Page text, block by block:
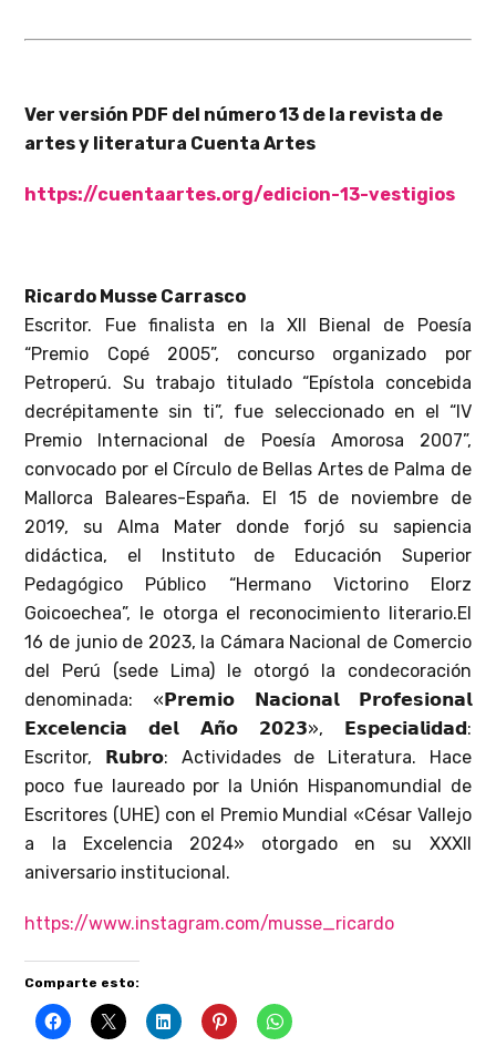
Ver versión PDF del número 13 de la revista de
artes y literatura Cuenta Artes
https://cuentaartes.org/edicion-13-vestigios
Ricardo Musse Carrasco
Escritor. Fue finalista en la XII Bienal de Poesía
“Premio Copé 2005”, concurso organizado por
Petroperú. Su trabajo titulado “Epístola concebida
decrépitamente sin ti”, fue seleccionado en el “IV
Premio Internacional de Poesía Amorosa 2007”,
convocado por el Círculo de Bellas Artes de Palma de
Mallorca Baleares-España. El 15 de noviembre de
2019, su Alma Mater donde forjó su sapiencia
didáctica, el Instituto de Educación Superior
Pedagógico Público “Hermano Victorino Elorz
Goicoechea”, le otorga el reconocimiento literario.El
16 de junio de 2023, la Cámara Nacional de Comercio
del Perú (sede Lima) le otorgó la condecoración
denominada: «𝗣𝗿𝗲𝗺𝗶𝗼 𝗡𝗮𝗰𝗶𝗼𝗻𝗮𝗹 𝗣𝗿𝗼𝗳𝗲𝘀𝗶𝗼𝗻𝗮𝗹
𝗘𝘅𝗰𝗲𝗹𝗲𝗻𝗰𝗶𝗮 𝗱𝗲𝗹 𝗔𝗻̃𝗼 𝟮𝟬𝟮𝟯», 𝗘𝘀𝗽𝗲𝗰𝗶𝗮𝗹𝗶𝗱𝗮𝗱:
Escritor, 𝗥𝘂𝗯𝗿𝗼: Actividades de Literatura. Hace
poco fue laureado por la Unión Hispanomundial de
Escritores (UHE) con el Premio Mundial «César Vallejo
a la Excelencia 2024» otorgado en su XXXII
aniversario institucional.
https://www.instagram.com/musse_ricardo
Comparte esto: